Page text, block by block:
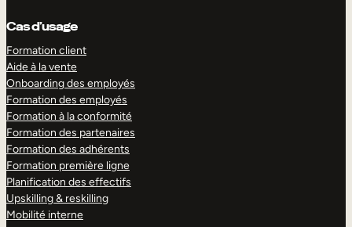
Cas d’usage
Formation client
Aide à la vente
Onboarding des employés
Formation des employés
Formation à la conformité
Formation des partenaires
Formation des adhérents
Formation première ligne
Planification des effectifs
Upskilling & reskilling
Mobilité interne